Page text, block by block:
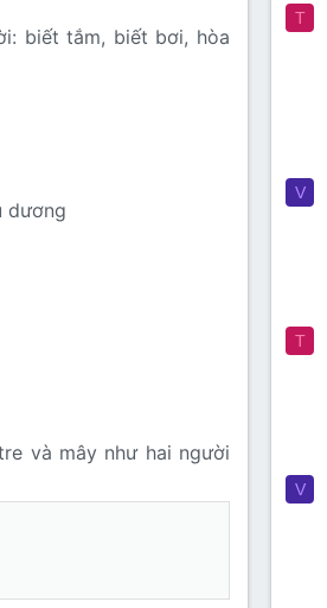
biết tắm, biết bơi, hòa
dương
và mây như hai người
T
V
T
V